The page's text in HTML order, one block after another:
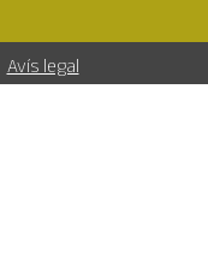
Avís legal